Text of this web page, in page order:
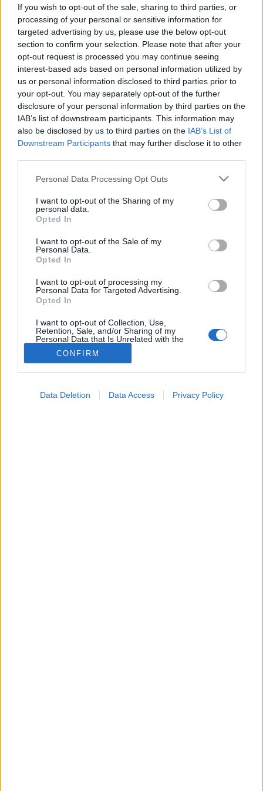
If you wish to opt-out of the sale, sharing to third parties, or
processing of your personal or sensitive information for
targeted advertising by us, please use the below opt-out
section to confirm your selection. Please note that after your
opt-out request is processed you may continue seeing
interest-based ads based on personal information utilized by
us or personal information disclosed to third parties prior to
your opt-out. You may separately opt-out of the further
disclosure of your personal information by third parties on the
IAB’s list of downstream participants. This information may
also be disclosed by us to third parties on the IAB’s List of
Downstream Participants that may further disclose it to other
Please note that this website/app uses one or more Google
not limited to your visit or usage behaviour. You may click to
grant or deny consent to Google and its third-party tags to
use your data for below specified purposes in below Google
consent section.
Personal Data Processing Opt Outs
I want to opt-out of the Sharing of my
personal data.
Opted In
I want to opt-out of the Sale of my
Personal Data.
Opted In
I want to opt-out of processing my
Personal Data for Targeted Advertising.
Opted In
I want to opt-out of Collection, Use,
Retention, Sale, and/or Sharing of my
Personal Data that Is Unrelated with the
Purposes for which it was collected.
Opted Out
CONFIRM
Data Deletion Data Access Privacy Policy
Betegségek
2016. augusztus 18. 14:46
Módosítva: 2016. augusztus 18. 14:46
Megosztás
Küldés Küldés Messengeren
Egészségkalauz
recsegnek-ropognak. Több elmélet kapcsolódik
ahhoz, hogy vajon egészséges, vagy inkább káros,
de bárhogy is legyen, nem árt tudni, hogy bizony
porckopás is állhat a térd vagy a váll ropogása
hátterében. A problémáról Dr. Váradi Éva főorvosnőt,
a Fájdalomközpont aktív fájdalomcsillapítás